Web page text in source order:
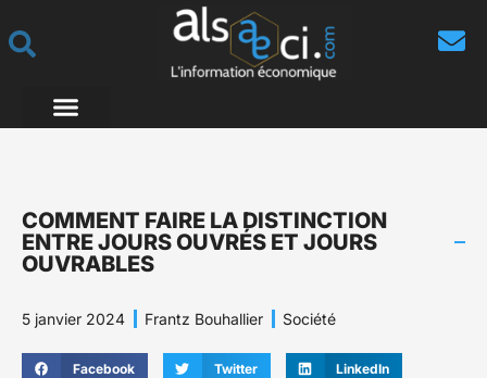
COMMENT FAIRE LA DISTINCTION
ENTRE JOURS OUVRÉS ET JOURS
OUVRABLES
5 janvier 2024 Frantz Bouhallier Société
Facebook Twitter LinkedIn